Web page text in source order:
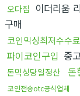
오다집 이더리움
구매
코인믹싱최저수수료
파이코인구입 중
돈믹싱당일정산
돈
코인전송otc공식업체